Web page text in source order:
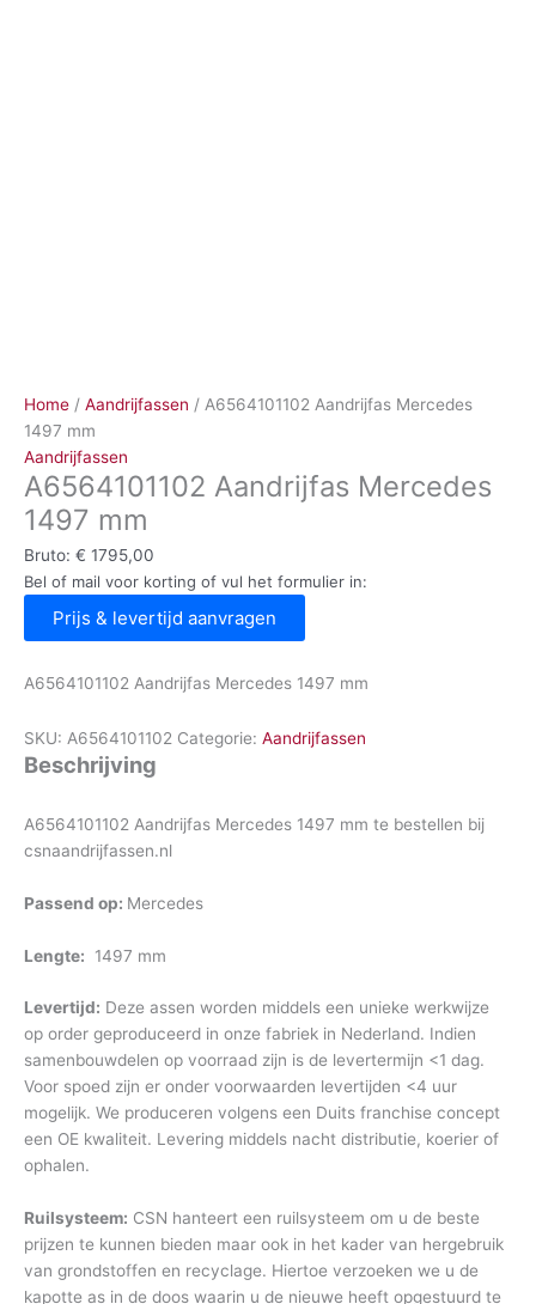
Home / Aandrijfassen / A6564101102 Aandrijfas Mercedes
1497 mm
Aandrijfassen
A6564101102 Aandrijfas Mercedes
1497 mm
Bruto: € 1795,00
Bel of mail voor korting of vul het formulier in:
Prijs & levertijd aanvragen
A6564101102 Aandrijfas Mercedes 1497 mm
SKU: A6564101102 Categorie: Aandrijfassen
Beschrijving
A6564101102 Aandrijfas Mercedes 1497 mm te bestellen bij
csnaandrijfassen.nl
Passend op: Mercedes
Lengte: 1497 mm
Levertijd: Deze assen worden middels een unieke werkwijze
op order geproduceerd in onze fabriek in Nederland. Indien
samenbouwdelen op voorraad zijn is de levertermijn <1 dag.
Voor spoed zijn er onder voorwaarden levertijden <4 uur
mogelijk. We produceren volgens een Duits franchise concept
een OE kwaliteit. Levering middels nacht distributie, koerier of
ophalen.
Ruilsysteem: CSN hanteert een ruilsysteem om u de beste
prijzen te kunnen bieden maar ook in het kader van hergebruik
van grondstoffen en recyclage. Hiertoe verzoeken we u de
kapotte as in de doos waarin u de nieuwe heeft opgestuurd te